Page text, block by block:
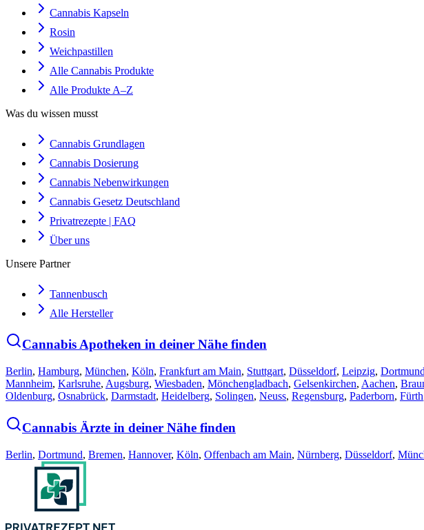
Cannabis Kapseln
Rosin
Weichpastillen
Alle Cannabis Produkte
Alle Produkte A–Z
Was du wissen musst
Cannabis Grundlagen
Cannabis Dosierung
Cannabis Nebenwirkungen
Cannabis Gesetz Deutschland
Privatrezepte | FAQ
Über uns
Unsere Partner
Tannenbusch
Alle Hersteller
Cannabis Apotheken in deiner Nähe finden
Berlin, Hamburg, München, Köln, Frankfurt am Main, Stuttgart, Düsseldorf, Leipzig, Dortmund
Mannheim, Karlsruhe, Augsburg, Wiesbaden, Mönchengladbach, Gelsenkirchen, Aachen,
Oldenburg, Osnabrück, Darmstadt, Heidelberg, Solingen, Neuss, Regensburg, Paderborn, Fürth
Cannabis Ärzte in deiner Nähe finden
Berlin, Dortmund, Bremen, Hannover, Köln, Offenbach am Main, Nürnberg, Düsseldorf,